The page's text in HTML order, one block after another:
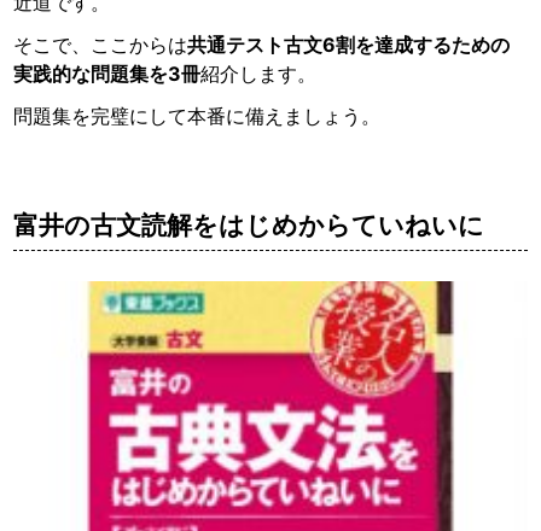
そこで、ここからは共通テスト古文6割を達成するための
実践的な問題集を3冊紹介します。
問題集を完璧にして本番に備えましょう。
富井の古文読解をはじめからていねいに